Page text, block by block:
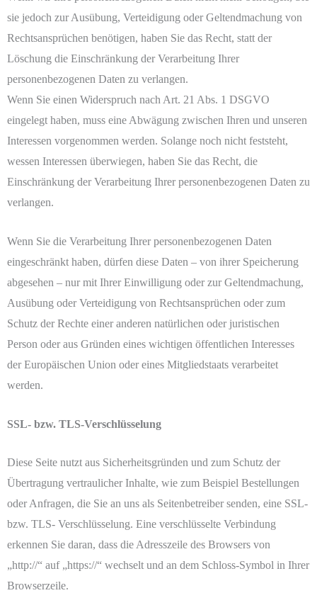
sie jedoch zur Ausübung, Verteidigung oder Geltendmachung von
Rechtsansprüchen benötigen, haben Sie das Recht, statt der
Löschung die Einschränkung der Verarbeitung Ihrer
personenbezogenen Daten zu verlangen.
Wenn Sie einen Widerspruch nach Art. 21 Abs. 1 DSGVO
eingelegt haben, muss eine Abwägung zwischen Ihren und unseren
Interessen vorgenommen werden. Solange noch nicht feststeht,
wessen Interessen überwiegen, haben Sie das Recht, die
Einschränkung der Verarbeitung Ihrer personenbezogenen Daten zu
verlangen.
Wenn Sie die Verarbeitung Ihrer personenbezogenen Daten
eingeschränkt haben, dürfen diese Daten – von ihrer Speicherung
abgesehen – nur mit Ihrer Einwilligung oder zur Geltendmachung,
Ausübung oder Verteidigung von Rechtsansprüchen oder zum
Schutz der Rechte einer anderen natürlichen oder juristischen
Person oder aus Gründen eines wichtigen öffentlichen Interesses
der Europäischen Union oder eines Mitgliedstaats verarbeitet
werden.
SSL- bzw. TLS-Verschlüsselung
Diese Seite nutzt aus Sicherheitsgründen und zum Schutz der
Übertragung vertraulicher Inhalte, wie zum Beispiel Bestellungen
oder Anfragen, die Sie an uns als Seitenbetreiber senden, eine SSL-
bzw. TLS- Verschlüsselung. Eine verschlüsselte Verbindung
erkennen Sie daran, dass die Adresszeile des Browsers von
„http://“ auf „https://“ wechselt und an dem Schloss-Symbol in Ihrer
Browserzeile.